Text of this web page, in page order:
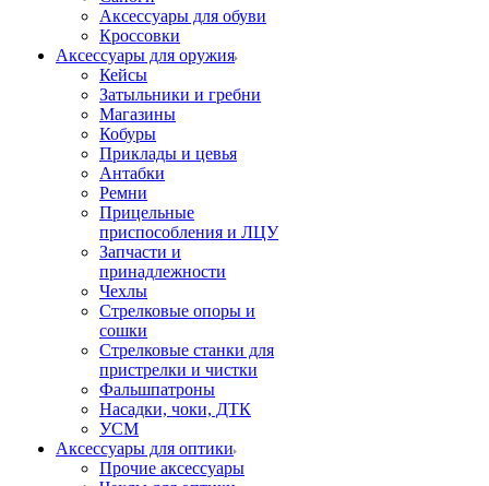
Аксессуары для обуви
Кроссовки
Аксессуары для оружия
Кейсы
Затыльники и гребни
Магазины
Кобуры
Приклады и цевья
Антабки
Ремни
Прицельные
приспособления и ЛЦУ
Запчасти и
принадлежности
Чехлы
Стрелковые опоры и
сошки
Стрелковые станки для
пристрелки и чистки
Фальшпатроны
Насадки, чоки, ДТК
УСМ
Аксессуары для оптики
Прочие аксессуары